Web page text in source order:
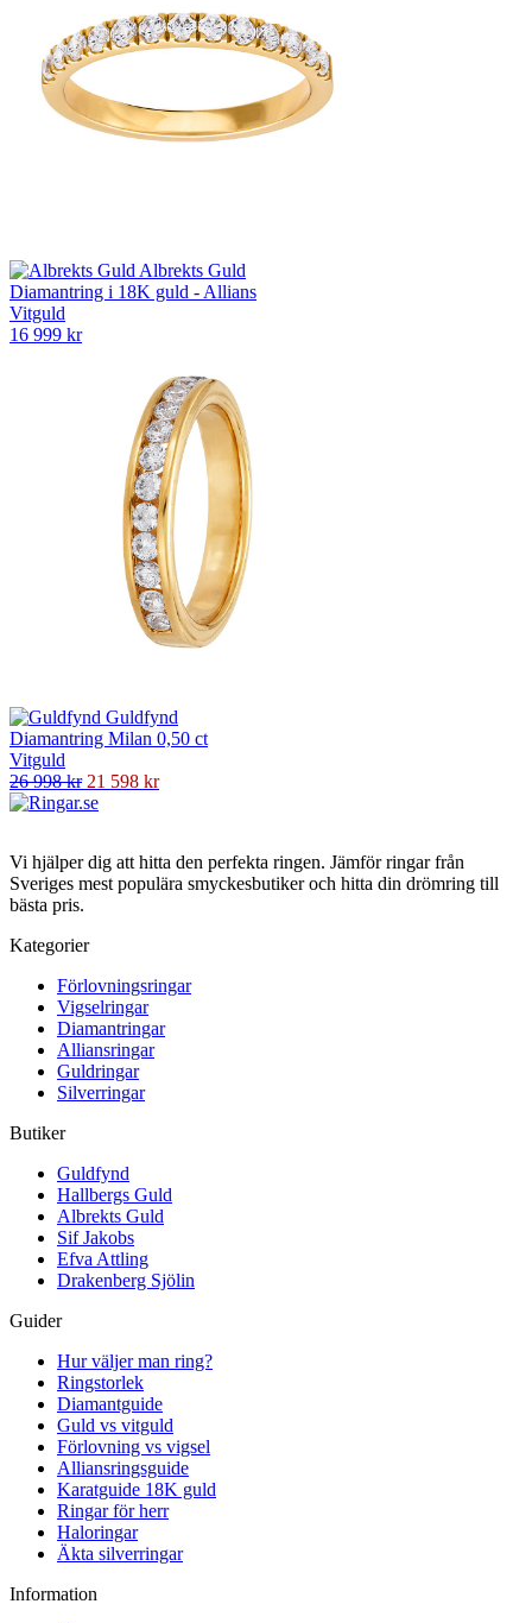
Albrekts Guld
Diamantring i 18K guld - Allians
Vitguld
16 999 kr
Guldfynd
Diamantring Milan 0,50 ct
Vitguld
26 998 kr 21 598 kr
Vi hjälper dig att hitta den perfekta ringen. Jämför ringar från
Sveriges mest populära smyckesbutiker och hitta din drömring till
bästa pris.
Kategorier
Förlovningsringar
Vigselringar
Diamantringar
Alliansringar
Guldringar
Silverringar
Butiker
Guldfynd
Hallbergs Guld
Albrekts Guld
Sif Jakobs
Efva Attling
Drakenberg Sjölin
Guider
Hur väljer man ring?
Ringstorlek
Diamantguide
Guld vs vitguld
Förlovning vs vigsel
Alliansringsguide
Karatguide 18K guld
Ringar för herr
Haloringar
Äkta silverringar
Information